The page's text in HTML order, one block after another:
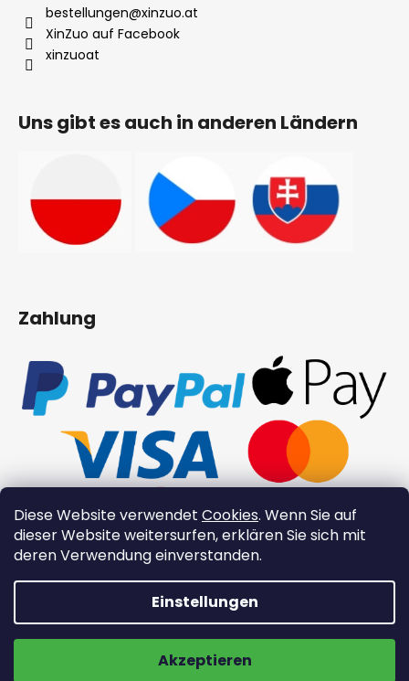
Diese Website verwendet Cookies. Wenn Sie auf
dieser Website weitersurfen, erklären Sie sich mit
deren Verwendung einverstanden.
Einstellungen
Akzeptieren
Kostenloser Versand
JETZT ENTDECKEN
bestellungen@xinzuo.at
XinZuo auf Facebook
xinzuoat
Uns gibt es auch in anderen Ländern
Zahlung
Copyright 2026XinZuo.at. Alle Rechte vorbehalten.
Cookie-Einstellungen ändern